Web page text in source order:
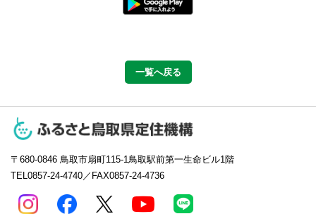
一覧へ戻る
〒680-0846 鳥取市扇町115-1鳥取駅前第一生命ビル1階
TEL0857-24-4740／FAX0857-24-4736